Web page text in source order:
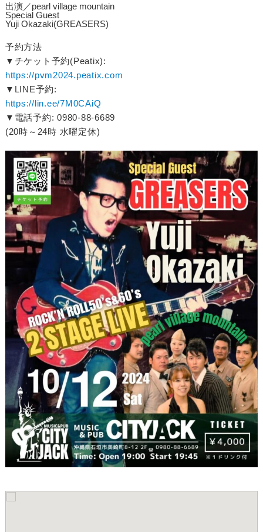
出演／pearl village mountain
Special Guest
Yuji Okazaki(GREASERS)
予約方法
▼チケット予約(Peatix):
https://pvm2024.peatix.com
▼LINE予約:
https://lin.ee/7M0CAiQ
▼電話予約: 0980-88-6689
(20時～24時 水曜定休)